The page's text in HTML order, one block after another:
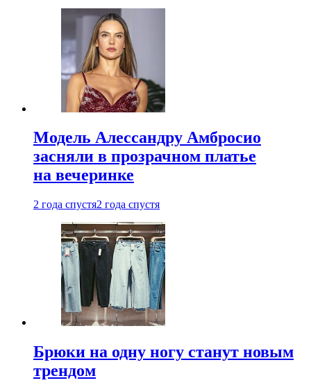
Модель Алессандру Амбросио
засняли в прозрачном платье
на вечеринке
2 года спустя2 года спустя
Брюки на одну ногу станут новым
трендом